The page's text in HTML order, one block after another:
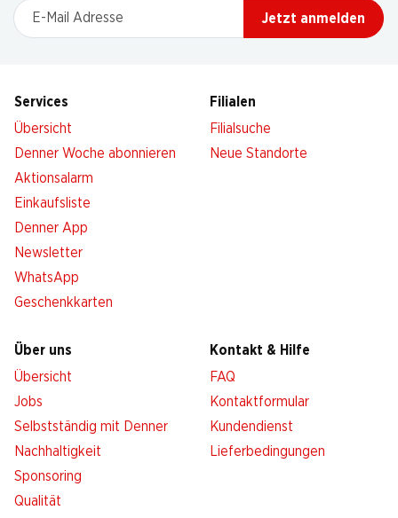
E-Mail Adresse
Jetzt anmelden
Services
Übersicht
Denner Woche abonnieren
Aktionsalarm
Einkaufsliste
Denner App
Newsletter
WhatsApp
Geschenkkarten
Filialen
Filialsuche
Neue Standorte
Über uns
Übersicht
Jobs
Selbstständig mit Denner
Nachhaltigkeit
Sponsoring
Qualität
Kontakt & Hilfe
FAQ
Kontaktformular
Kundendienst
Lieferbedingungen